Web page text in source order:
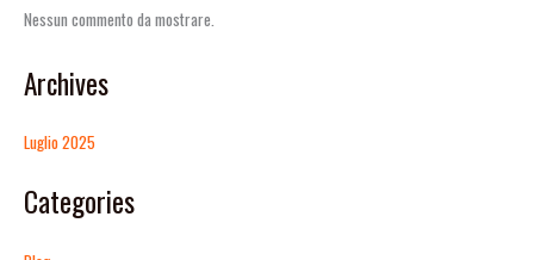
Nessun commento da mostrare.
Archives
Luglio 2025
Categories